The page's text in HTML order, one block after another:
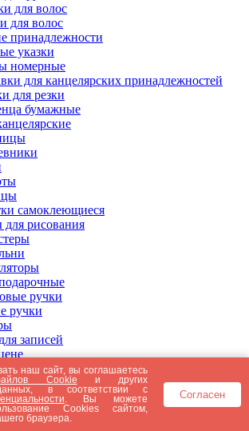
для волос
для волос
принадлежности
указки
номерные
для канцелярских принадлежностей
для резки
бумажные
самоклеющиеся
для рисования
ручки
ручки
записей
от 5000 рублей
до 5000 рублей
до 3000 рублей
до 2000 рублей
до 1000 рублей
наш сайт, вы соглашаетесь
Cookie и других
данных, в соответствии с
. Вы можете
Cookies сайтом,
браузера.
Согласен